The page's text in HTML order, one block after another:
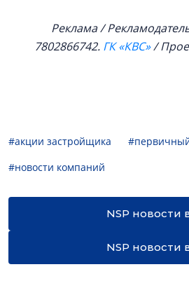
Реклама /
7802866742. ГК «КВС»/
#акции застройщика
#новости компаний
NSP новости
NSP новости